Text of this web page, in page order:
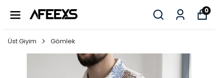
0
Üst Giyim Gömlek